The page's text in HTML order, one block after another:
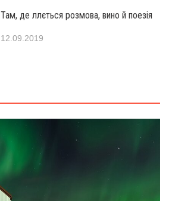
Там, де ллється розмова, вино й поезія
12.09.2019